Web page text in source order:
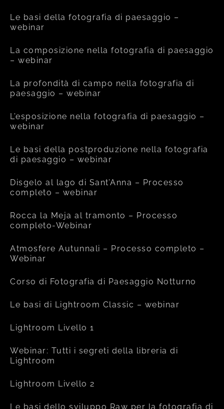
Le basi della fotografia di paesaggio –
webinar
La composizione nella fotografia di paesaggio
– webinar
La profondità di campo nella fotografia di
paesaggio – webinar
L’esposizione nella fotografia di paesaggio –
webinar
Le basi della postproduzione nella fotografia
di paesaggio – webinar
Disgelo al lago di Sant’Anna – Processo
completo – webinar
Rocca la Meja al tramonto – Processo
completo-Webinar
Atmosfere Autunnali – Processo completo –
Webinar
Corso di Fotografia di Paesaggio Notturno
Le basi di Lightroom Classic – webinar
Lightroom Livello 1
Webinar: Tutti i segreti della libreria di
Lightroom
Lightroom Livello 2
Le basi dello sviluppo Raw per la fotografia di